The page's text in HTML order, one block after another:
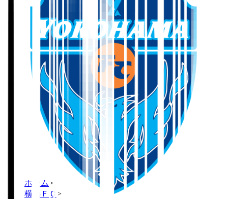
ホーム >
横浜ＦＣ >